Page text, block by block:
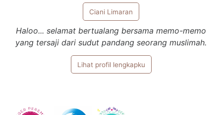
Ciani Limaran
Haloo... selamat bertualang bersama memo-memo
yang tersaji dari sudut pandang seorang muslimah.
Lihat profil lengkapku